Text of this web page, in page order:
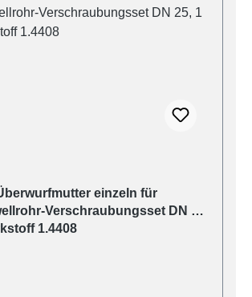
einzeln für
Verschraubungsset DN 25,
1.4408